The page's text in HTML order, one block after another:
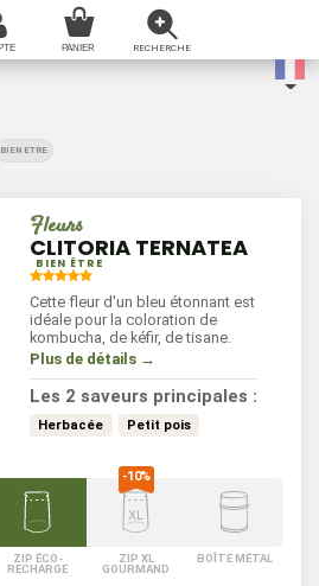
BIEN ETRE
Fleurs
CLITORIA TERNATEA
BIEN ÊTRE
Cette fleur d'un bleu étonnant est
idéale pour la coloration de
kombucha, de kéfir, de tisane.
Plus de détails →
Les 2 saveurs principales :
Herbacée Petit pois
ZIP ÉCO-
RECHARGE
ZIP XL
GOURMAND
BOÎTE MÉTAL